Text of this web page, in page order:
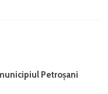
Petroșani